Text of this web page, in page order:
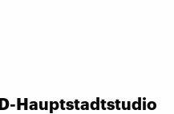
Hauptstadtstudio